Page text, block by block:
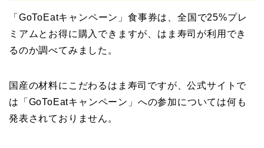
「GoToEatキャンペーン」食事券は、全国で25%プレ
ミアムとお得に購入できますが、はま寿司が利用でき
るのか調べてみました。
国産の材料にこだわるはま寿司ですが、公式サイトで
は「GoToEatキャンペーン」への参加については何も
発表されておりません。